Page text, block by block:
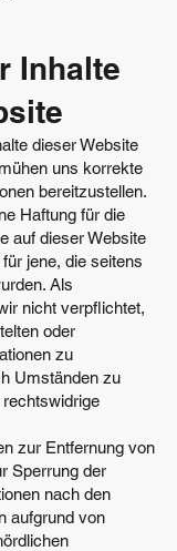
Inhalte
dieser Website
uns korrekte
bereitzustellen.
Haftung für die
auf dieser Website
jene, die seitens
Als
nicht verpflichtet,
oder
zu
Umständen zu
zur Entfernung von
Sperrung der
nach den
aufgrund von